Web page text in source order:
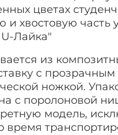
цветах
и хвостовую часть
Лайка"
из
с
ножкой.
с поролоновой
модель,